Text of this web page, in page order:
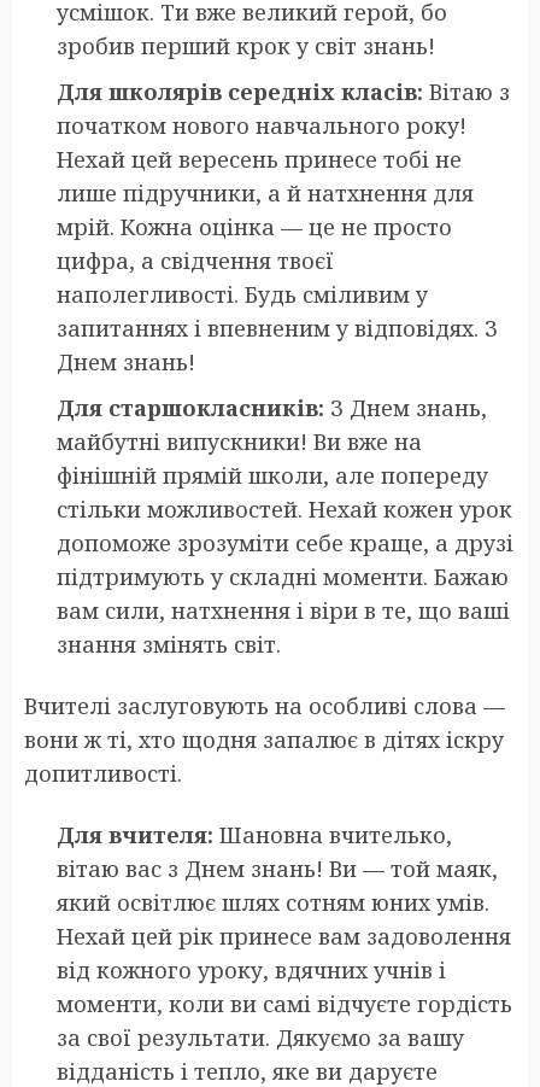
усмішок. Ти вже великий герой, бо
зробив перший крок у світ знань!
Для школярів середніх класів: Вітаю з
початком нового навчального року!
Нехай цей вересень принесе тобі не
лише підручники, а й натхнення для
мрій. Кожна оцінка — це не просто
цифра, а свідчення твоєї
наполегливості. Будь сміливим у
запитаннях і впевненим у відповідях. З
Днем знань!
Для старшокласників: З Днем знань,
майбутні випускники! Ви вже на
фінішній прямій школи, але попереду
стільки можливостей. Нехай кожен урок
допоможе зрозуміти себе краще, а друзі
підтримують у складні моменти. Бажаю
вам сили, натхнення і віри в те, що ваші
знання змінять світ.
Вчителі заслуговують на особливі слова —
вони ж ті, хто щодня запалює в дітях іскру
допитливості.
Для вчителя: Шановна вчителько,
вітаю вас з Днем знань! Ви — той маяк,
який освітлює шлях сотням юних умів.
Нехай цей рік принесе вам задоволення
від кожного уроку, вдячних учнів і
моменти, коли ви самі відчуєте гордість
за свої результати. Дякуємо за вашу
відданість і тепло, яке ви даруєте